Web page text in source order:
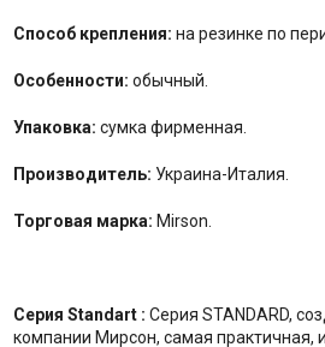
Способ крепления: на резинке по
Особенности: обычный.
Упаковка: сумка фирменная.
Производитель: Украина-Италия.
Торговая марка: Mirson.
Серия Standart : Серия STANDARD,
компании Мирсон, самая практичная,